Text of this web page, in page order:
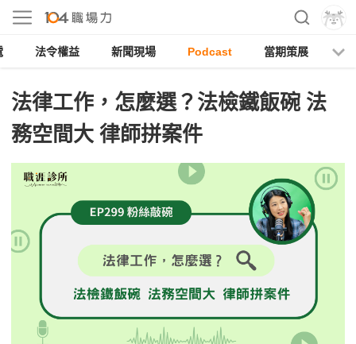
法令權益 新聞現場 Podcast 當期策展
法律工作，怎麼選？法檢鐵飯碗 法
務空間大 律師拼案件